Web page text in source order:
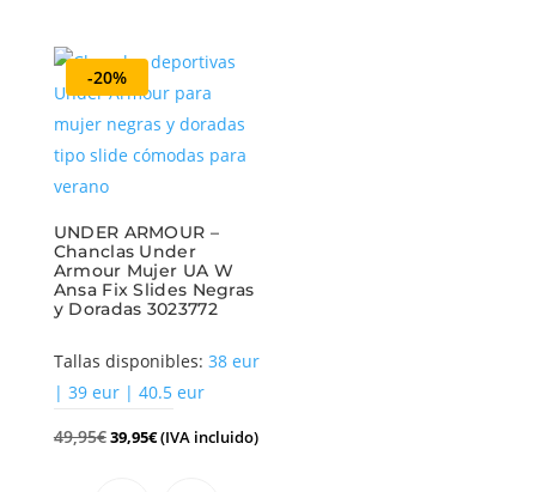
-20%
UNDER ARMOUR –
Chanclas Under
Armour Mujer UA W
Ansa Fix Slides Negras
y Doradas 3023772
Tallas disponibles: 38 eur
| 39 eur | 40.5 eur
49,95€39,95€(IVA incluido)